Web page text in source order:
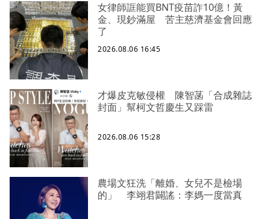
女律師誆能買BNT疫苗詐10億！黃
金、現鈔滿屋 苦主慈濟基金會回應
了
2026.08.06 16:45
才爆皮克敏侵權 陳智菡「合成雜誌
封面」幫柯文哲慶生又踩雷
2026.08.06 15:28
農場文狂洗「離婚、女兒不是檢場
的」 李翊君闢謠：李媽一度當真